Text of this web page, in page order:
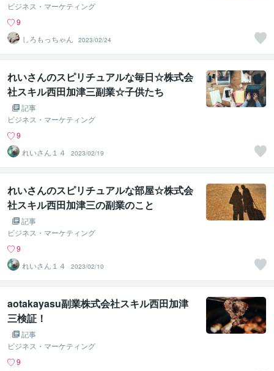
ビジネス・マーケティング
9
しろもっちゃん
2023/02/24
れいさんのスピリチュアルな毎日☆株式会
社スキル西田加津三副業☆子供たち
記事
ビジネス・マーケティング
9
れいさん１４
2023/02/19
れいさんのスピリチュアルな部屋☆株式会
社スキル西田加津三の副業のこと
記事
ビジネス・マーケティング
9
れいさん１４
2023/02/10
aotakayasu副業株式会社スキル西田加津
三検証！
記事
ビジネス・マーケティング
9